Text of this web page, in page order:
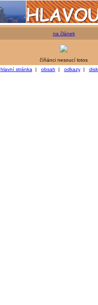
na článek
číňánci nesoucí lotos
hlavní stránka | obsah | odkazy|